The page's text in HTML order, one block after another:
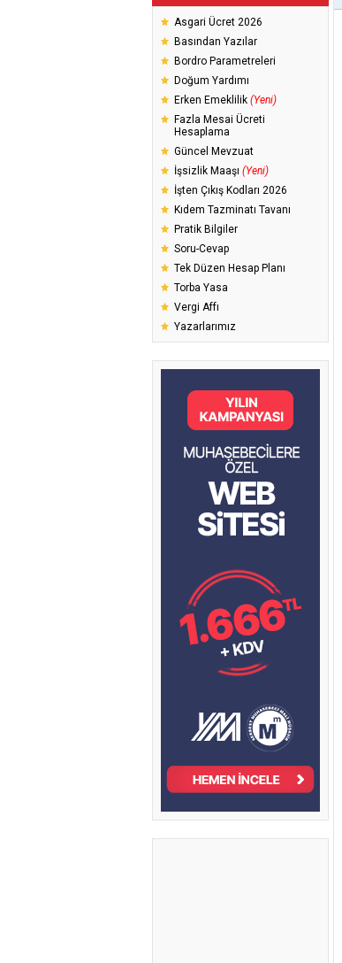
Asgari Ücret 2026
Basından Yazılar
Bordro Parametreleri
Doğum Yardımı
Erken Emeklilik (Yeni)
Fazla Mesai Ücreti
Hesaplama
Güncel Mevzuat
İşsizlik Maaşı (Yeni)
İşten Çıkış Kodları 2026
Kıdem Tazminatı Tavanı
Pratik Bilgiler
Soru-Cevap
Tek Düzen Hesap Planı
Torba Yasa
Vergi Affı
Yazarlarımız